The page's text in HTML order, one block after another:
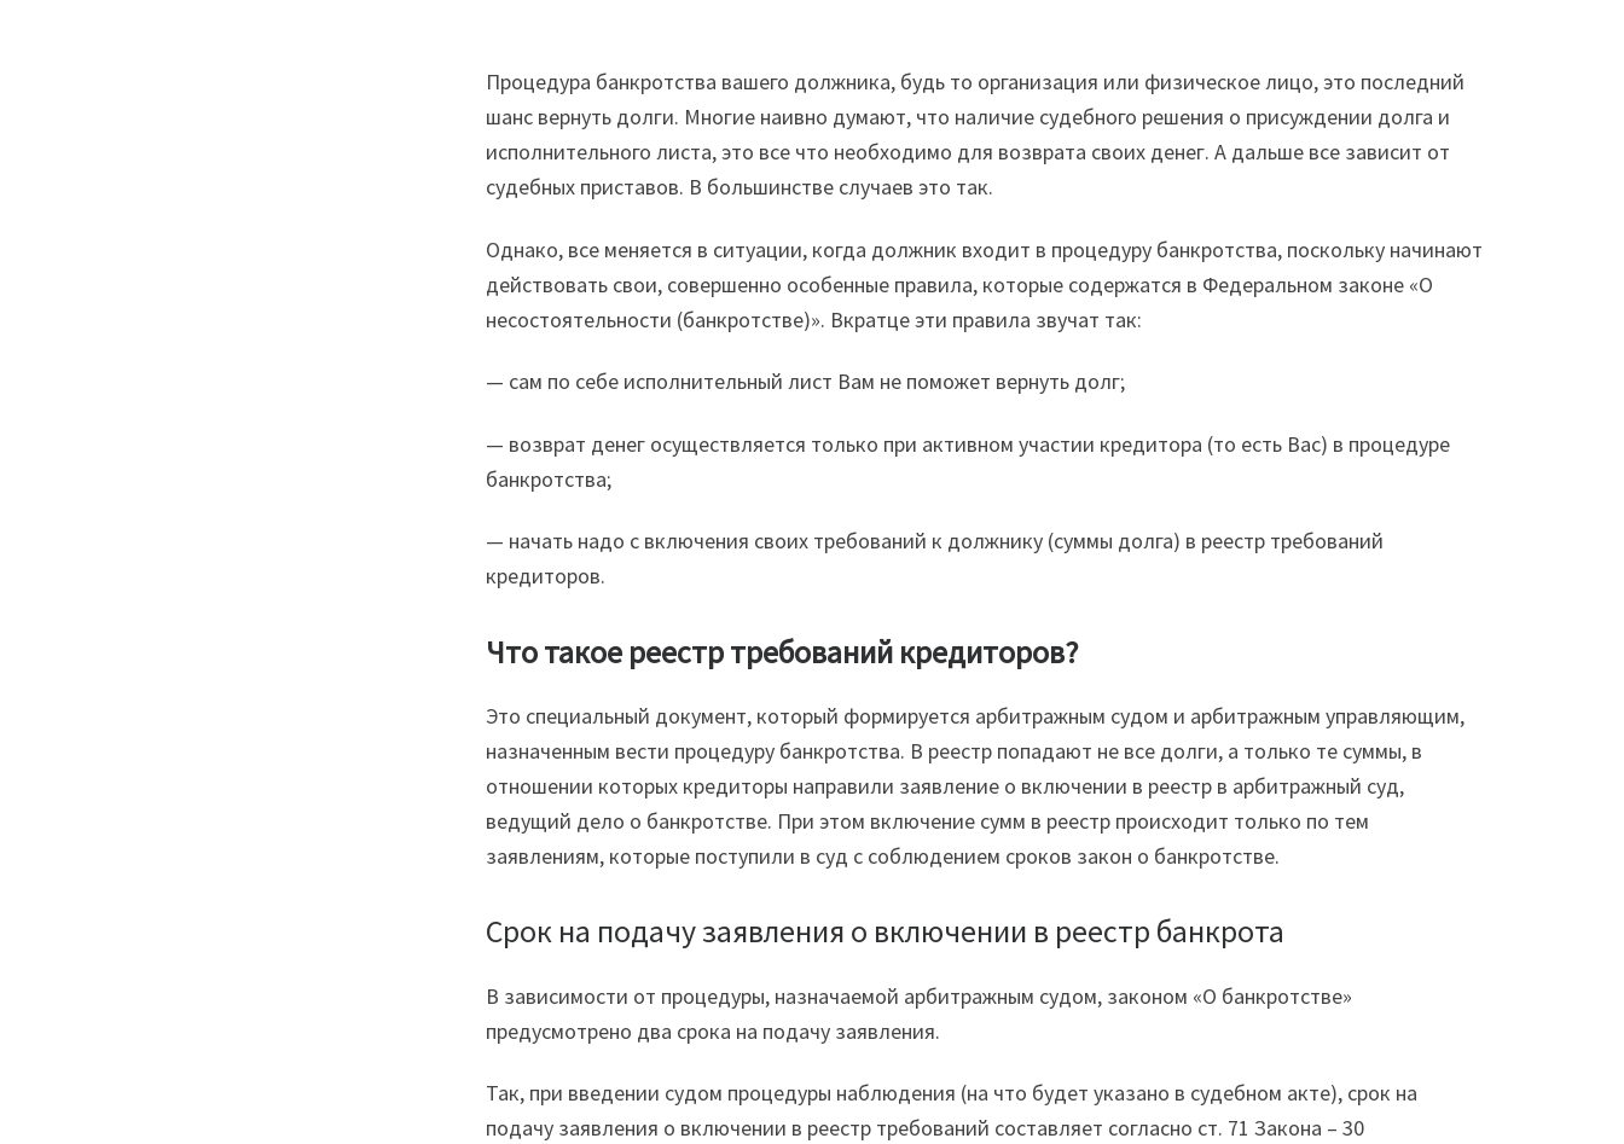
Процедура банкротства вашего должника, будь то организация или физическое лицо, это последний
шанс вернуть долги. Многие наивно думают, что наличие судебного решения о присуждении долга и
исполнительного листа, это все что необходимо для возврата своих денег. А дальше все зависит от
судебных приставов. В большинстве случаев это так.
Однако, все меняется в ситуации, когда должник входит в процедуру банкротства, поскольку начинают
действовать свои, совершенно особенные правила, которые содержатся в Федеральном законе «О
несостоятельности (банкротстве)». Вкратце эти правила звучат так:
— сам по себе исполнительный лист Вам не поможет вернуть долг;
— возврат денег осуществляется только при активном участии кредитора (то есть Вас) в процедуре
банкротства;
— начать надо с включения своих требований к должнику (суммы долга) в реестр требований
кредиторов.
Что такое реестр требований кредиторов?
Это специальный документ, который формируется арбитражным судом и арбитражным управляющим,
назначенным вести процедуру банкротства. В реестр попадают не все долги, а только те суммы, в
отношении которых кредиторы направили заявление о включении в реестр в арбитражный суд,
ведущий дело о банкротстве. При этом включение сумм в реестр происходит только по тем
заявлениям, которые поступили в суд с соблюдением сроков закон о банкротстве.
Срок на подачу заявления о включении в реестр банкрота
В зависимости от процедуры, назначаемой арбитражным судом, законом «О банкротстве»
предусмотрено два срока на подачу заявления.
Так, при введении судом процедуры наблюдения (на что будет указано в судебном акте), срок на
подачу заявления о включении в реестр требований составляет согласно ст. 71 Закона – 30